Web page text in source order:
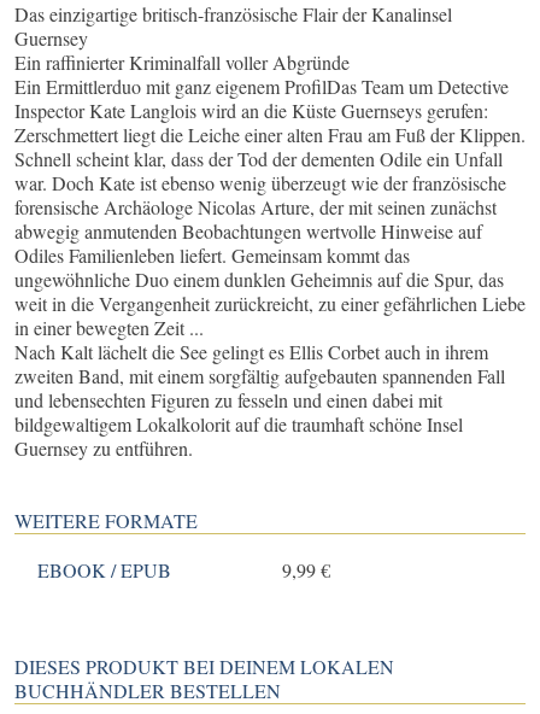
Das einzigartige britisch-französische Flair der Kanalinsel
Guernsey
Ein raffinierter Kriminalfall voller Abgründe
Ein Ermittlerduo mit ganz eigenem ProfilDas Team um Detective
Inspector Kate Langlois wird an die Küste Guernseys gerufen:
Zerschmettert liegt die Leiche einer alten Frau am Fuß der Klippen.
Schnell scheint klar, dass der Tod der dementen Odile ein Unfall
war. Doch Kate ist ebenso wenig überzeugt wie der französische
forensische Archäologe Nicolas Arture, der mit seinen zunächst
abwegig anmutenden Beobachtungen wertvolle Hinweise auf
Odiles Familienleben liefert. Gemeinsam kommt das
ungewöhnliche Duo einem dunklen Geheimnis auf die Spur, das
weit in die Vergangenheit zurückreicht, zu einer gefährlichen Liebe
in einer bewegten Zeit ...
Nach Kalt lächelt die See gelingt es Ellis Corbet auch in ihrem
zweiten Band, mit einem sorgfältig aufgebauten spannenden Fall
und lebensechten Figuren zu fesseln und einen dabei mit
bildgewaltigem Lokalkolorit auf die traumhaft schöne Insel
Guernsey zu entführen.
WEITERE FORMATE
EBOOK / EPUB
9,99 €
DIESES PRODUKT BEI DEINEM LOKALEN
BUCHHÄNDLER BESTELLEN